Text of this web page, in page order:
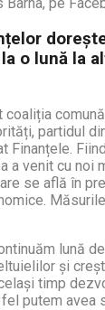
o lună la
partidul
Finanțele.
a venit cu noi
se află în
lună
și
timp
putem avea